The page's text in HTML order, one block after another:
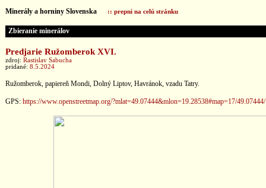
Minerály a horniny Slovenska :: prepni na celú stránku
Zbieranie minerálov
Predjarie Ružomberok XVI.
zdroj: Rastislav Sabucha
pridané: 8.5.2024
Ružomberok, papiereň Mondi, Dolný Liptov, Havránok, vzadu Tatry.
GPS: https://www.openstreetmap.org/?mlat=49.07444&mlon=19.28538#map=17/